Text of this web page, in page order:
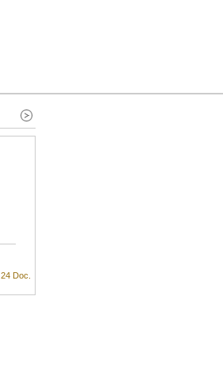
24 Doc.